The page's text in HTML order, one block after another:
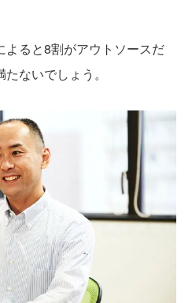
ると8割がアウトソースだ
ないでしょう。